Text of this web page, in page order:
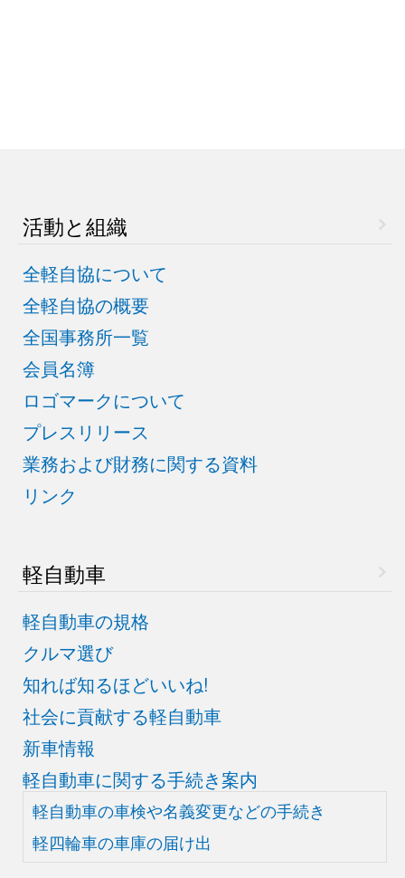
活動と組織
全軽自協について
全軽自協の概要
全国事務所一覧
会員名簿
ロゴマークについて
プレスリリース
業務および財務に関する資料
リンク
軽自動車
軽自動車の規格
クルマ選び
知れば知るほどいいね!
社会に貢献する軽自動車
新車情報
軽自動車に関する手続き案内
軽自動車の車検や名義変更などの手続き
軽四輪車の車庫の届け出